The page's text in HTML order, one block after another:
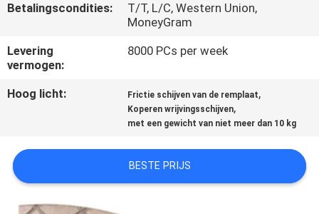
CITAAT
SITEMAP
Betalingscondities:
T/T, L/C, Western Union,
MoneyGram
Levering
vermogen:
8000 PCs per week
Hoog licht: Frictie schijven van de remplaat,
Koperen wrijvingsschijven,
met een gewicht van niet meer dan 10 kg
BESTE PRIJS